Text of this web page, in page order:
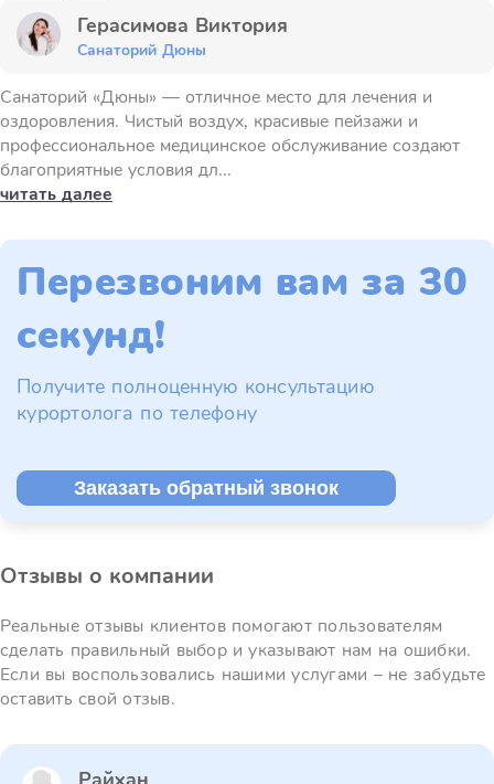
Герасимова Виктория
Санаторий Дюны
Санаторий «Дюны» — отличное место для лечения и
оздоровления. Чистый воздух, красивые пейзажи и
профессиональное медицинское обслуживание создают
благоприятные условия дл...
читать далее
Перезвоним вам за 30
секунд!
Получите полноценную консультацию
курортолога по телефону
Заказать обратный звонок
Отзывы о компании
Реальные отзывы клиентов помогают пользователям
сделать правильный выбор и указывают нам на ошибки.
Если вы воспользовались нашими услугами – не забудьте
оставить свой отзыв.